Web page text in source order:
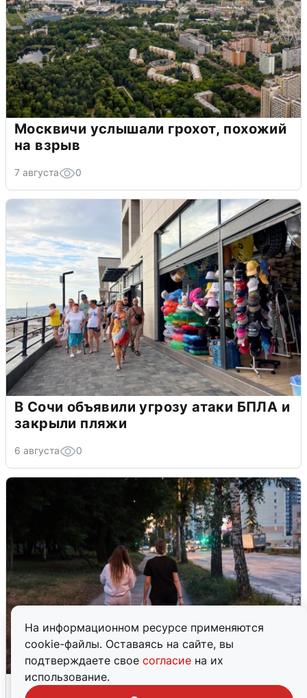
На информационном ресурсе применяются
cookie-файлы. Оставаясь на сайте, вы
подтверждаете свое согласие на их
использование.
Москвичи услышали грохот, похожий
на взрыв
7 августа 0
В Сочи объявили угрозу атаки БПЛА и
закрыли пляжи
6 августа 0
Опубликована карта отключений